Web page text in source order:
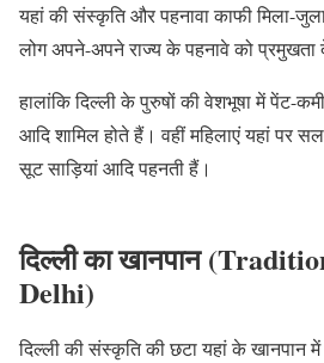
यहां की संस्कृति और पहनावा काफी मिला-
लोग अपने-अपने राज्य के पहनावे को प्रमुखता
हालांकि दिल्ली के पुरुषों की वेशभूषा में पेंट-
आदि शामिल होते हैं। वहीं महिलाएं यहां पर
सूट साड़ियां आदि पहनती हैं।
दिल्ली का खानपान
Delhi)
दिल्ली की संस्कृति की छटा यहां के खानपान